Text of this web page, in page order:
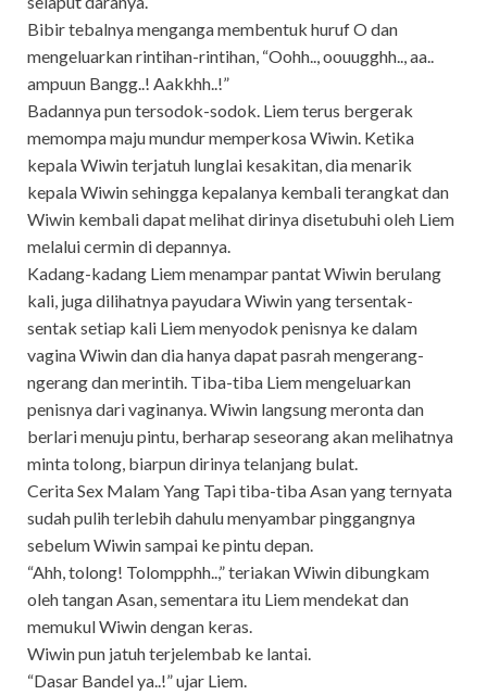
Bibir tebalnya menganga membentuk huruf O dan
mengeluarkan rintihan-rintihan, “Oohh.., oouugghh.., aa..
ampuun Bangg..! Aakkhh..!”
Badannya pun tersodok-sodok. Liem terus bergerak
memompa maju mundur memperkosa Wiwin. Ketika
kepala Wiwin terjatuh lunglai kesakitan, dia menarik
kepala Wiwin sehingga kepalanya kembali terangkat dan
Wiwin kembali dapat melihat dirinya disetubuhi oleh Liem
melalui cermin di depannya.
Kadang-kadang Liem menampar pantat Wiwin berulang
kali, juga dilihatnya payudara Wiwin yang tersentak-
sentak setiap kali Liem menyodok penisnya ke dalam
vagina Wiwin dan dia hanya dapat pasrah mengerang-
ngerang dan merintih. Tiba-tiba Liem mengeluarkan
penisnya dari vaginanya. Wiwin langsung meronta dan
berlari menuju pintu, berharap seseorang akan melihatnya
minta tolong, biarpun dirinya telanjang bulat.
Cerita Sex Malam Yang Tapi tiba-tiba Asan yang ternyata
sudah pulih terlebih dahulu menyambar pinggangnya
sebelum Wiwin sampai ke pintu depan.
“Ahh, tolong! Tolompphh..,” teriakan Wiwin dibungkam
oleh tangan Asan, sementara itu Liem mendekat dan
memukul Wiwin dengan keras.
Wiwin pun jatuh terjelembab ke lantai.
“Dasar Bandel ya..!” ujar Liem.